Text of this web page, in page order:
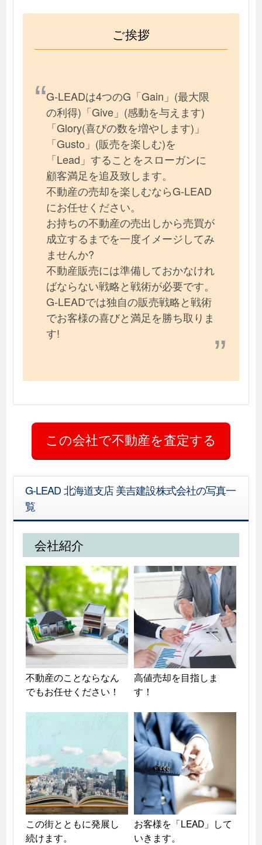
ご挨拶
G-LEADは4つのG「Gain」(最大限
の利得)「Give」(感動を与えます)
「Glory(喜びの数を増やします)」
「Gusto」(販売を楽しむ)を
「Lead」することをスローガンに
顧客満足を追及致します。
不動産の売却を楽しむならG-LEAD
にお任せください。
お持ちの不動産の売出しから売買が
成立するまでを一度イメージしてみ
ませんか?
不動産販売には準備しておかなけれ
ばならない戦略と戦術が必要です。
G-LEADでは独自の販売戦略と戦術
でお客様の喜びと満足を勝ち取りま
す!
G-LEAD 北海道支店 美吉建設株式会社の写真一
覧
会社紹介
不動産のことならなん
でもお任せください！
高値売却を目指しま
す！
この街とともに発展し
続けます。
お客様を「LEAD」して
いきます。